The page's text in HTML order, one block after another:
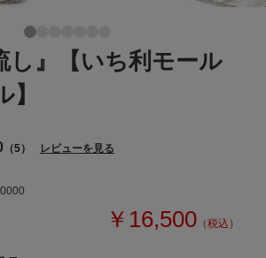
し』【いち利モール
（5） レビューを見る
￥16,500 （税込）